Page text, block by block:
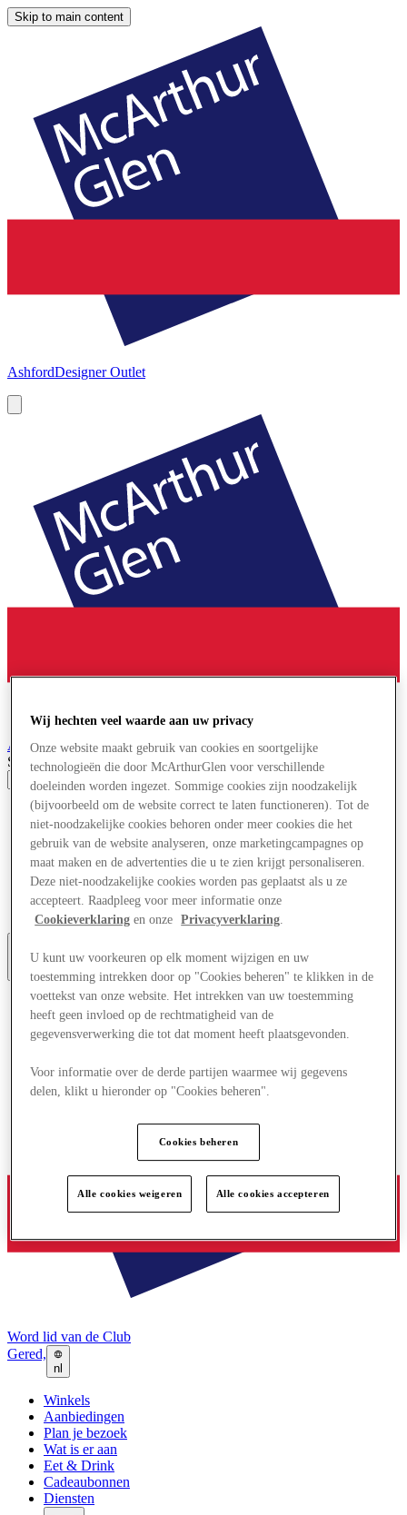
Skip to main content
AshfordDesigner Outlet
AshfordDesigner Outlet
Search input
Winkels
Aanbiedingen
Plan je bezoek
Wat is er aan
Eet & Drink
Cadeaubonnen
Diensten
Meer
Word lid van de Club
Gered,
nl
Winkels
Aanbiedingen
Plan je bezoek
Wat is er aan
Eet & Drink
Cadeaubonnen
Diensten
Wij hechten veel waarde aan uw privacy
Onze website maakt gebruik van cookies en soortgelijke
technologieën die door McArthurGlen voor verschillende
doeleinden worden ingezet. Sommige cookies zijn noodzakelijk
(bijvoorbeeld om de website correct te laten functioneren). Tot de
niet-noodzakelijke cookies behoren onder meer cookies die het
gebruik van de website analyseren, onze marketingcampagnes op
maat maken en de advertenties die u te zien krijgt personaliseren.
Deze niet-noodzakelijke cookies worden pas geplaatst als u ze
accepteert. Raadpleeg voor meer informatie onze
Cookieverklaring en onze Privacyverklaring.
U kunt uw voorkeuren op elk moment wijzigen en uw
toestemming intrekken door op "Cookies beheren" te klikken in de
voettekst van onze website. Het intrekken van uw toestemming
heeft geen invloed op de rechtmatigheid van de
gegevensverwerking die tot dat moment heeft plaatsgevonden.
Voor informatie over de derde partijen waarmee wij gegevens
delen, klikt u hieronder op "Cookies beheren".
Cookies beheren
Alle cookies weigeren Alle cookies accepteren